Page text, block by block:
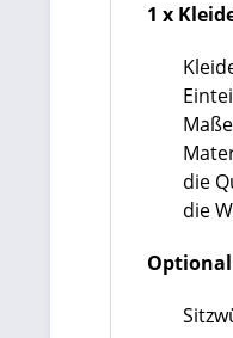
1 x
die
die